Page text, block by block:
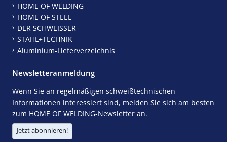
HOME OF WELDING
HOME OF STEEL
DER SCHWEISSER
STAHL+TECHNIK
Aluminium-Lieferverzeichnis
Newsletteranmeldung
Wenn Sie an regelmäßigen schweißtechnischen
Informationen interessiert sind, melden Sie sich am besten
zum HOME OF WELDING-Newsletter an.
Jetzt abonnieren!